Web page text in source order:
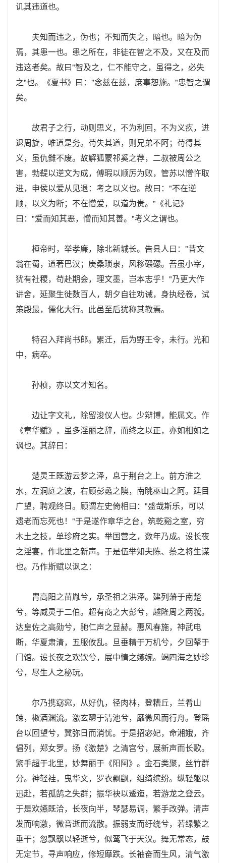
讥其违道也。
夫知而违之，伪也；不知而失之，暗也。暗为伪
焉，其患一也。患之所在，非徒在智之不及，又在及而
违这者矣。故曰"智及之，仁不能守之，虽得之，必失
之"也。《夏书》曰："念兹在兹，庶事恕施。"忠智之谓
矣。
故君子之行，动则思义，不为利回，不为义疚，进
退周旋，唯道是务。苟失其道，则兄弟不阿；苟得其
义，虽仇雠不废。故解狐蒙祁奚之荐，二叔被周公之
害，勃鞮以逆文为成，傅瑕以顺厉为败，管苏以憎忤取
进，申侯以爱从见退：考之以义也。故曰："不在逆
顺，以义为断；不在憎爱，以道为贵。"《礼记》
曰："爱而知其恶，憎而知其善。"考义之谓也。
桓帝时，举孝廉，除北新城长。告县人曰："昔文
翁在蜀，道著巴汉；庚桑琐隶，风移碨磥。吾虽小宰，
犹有社稷，苟赴期会，理文墨，岂本志乎！"乃更大作
讲舍，延聚生徙数百人，朝夕自往劝诫，身执经卷，试
策殿最，儒化大行。此邑至后犹称其教焉。
特召入拜尚书郎。累迁，后为野王令，未行。光和
中，病卒。
孙桢，亦以文才知名。
边让字文礼，除留浚仪人也。少辩博，能属文。作
《章华赋》，虽多淫丽之辞，而终之以正，亦如相如之
讽也。其辞曰：
楚灵王既游云梦之泽，息于荆台之上。前方淮之
水，左洞庭之波，右顾彭蠡之隩，南眺巫山之阿。延目
广望，聘观终日。顾谓左史倚相曰："盛哉斯乐，可以
遗老而忘死也！"于是遂作章华之台，筑乾谿之室，穷
木土之技，单珍府之实。举国营之，数年乃成。设长夜
之淫宴，作北里之新声。于是伍举知夫陈、蔡之将生谋
也。乃作斯赋以讽之：
胄高阳之苗胤兮，承圣祖之洪泽。建列藩于南楚
兮，等威灵于二伯。超有商之大彭兮，越隆周之两虢。
达皇佐之高勋兮，驰仁声之显赫。惠风春施，神武电
断，华夏肃清，五服攸乱。旦垂精于万机兮，夕回辇于
门馆。设长夜之欢饮兮，展中情之嬿婉。竭四海之妙珍
兮，尽生人之秘玩。
尔乃携窈窕，从好仇，径肉林，登糟丘，兰肴山
竦，椒酒渊流。激玄醴于清池兮，靡微风而行舟。登瑶
台以回望兮，冀弥日而消忧。于是招宓妃，命湘娥，齐
倡列，郑女罗。扬《激楚》之清宫兮，展新声而长歌。
繁手超于北里，妙舞丽于《阳阿》。金石类聚，丝竹群
分。神轻袿，曳华文，罗衣飘飖，组绮缤纷。纵轻躯以
迅赴，若孤鹄之失群；振华袂以逶迤，若游龙之登云。
于是欢嬿既洽，长夜向半，琴瑟易调，繁手改弹。清声
发而响激，微音逝而流散。振弱支而纡绕兮，若绿繁之
垂干；忽飘飖以轻逝兮，似鸾飞于天汉。舞无常态，鼓
无定节，寻声响应，修短靡跌。长袖奋而生风，清气激